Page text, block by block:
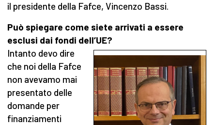
il presidente della Fafce, Vincenzo Bassi.
Può spiegare come siete arrivati a essere
esclusi dai fondi dell’UE?
Intanto devo dire
che noi della Fafce
non avevamo mai
presentato delle
domande per
finanziamenti